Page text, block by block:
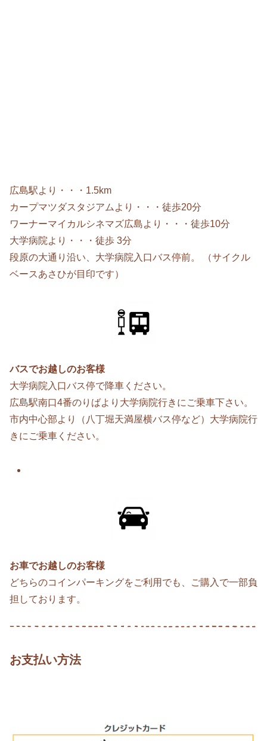
広島駅より・・・1.5km
カープマツダスタジアムより・・・徒歩20分
ワーナーマイカルシネマズ広島より・・・徒歩10分
大学病院より・・・徒歩 3分
段原の大通り沿い、大学病院入口バス停前。 （サイクル
ベースあさひが目印です）
バスでお越しのお客様
大学病院入口バス停で降車ください。
広島駅南口4番のりばより大学病院行きにご乗車下さい。
市内中心部より（八丁堀天満屋横バス停など）大学病院行
きにご乗車ください。
お車でお越しのお客様
どちらのコインパーキングをご利用でも、ご購入で一部負
担しております。
お支払い方法